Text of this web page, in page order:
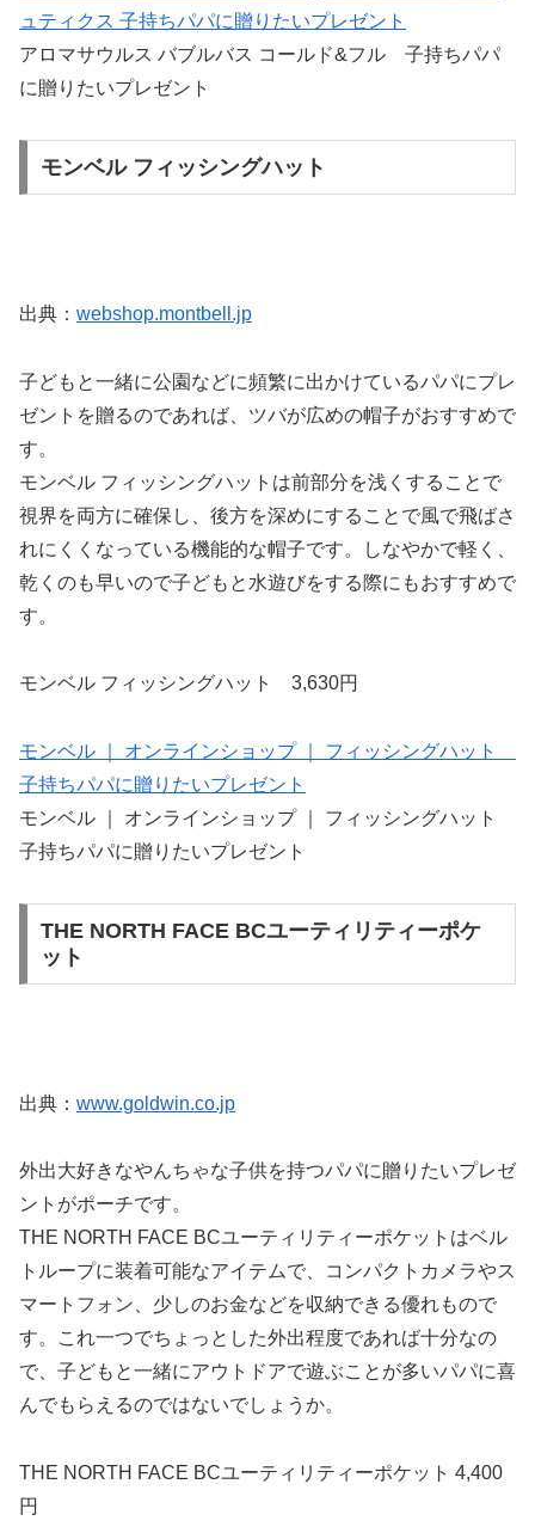
ュティクス 子持ちパパに贈りたいプレゼント
アロマサウルス バブルバス コールド&フル 子持ちパパ
に贈りたいプレゼント
モンベル フィッシングハット
出典： webshop.montbell.jp
子どもと一緒に公園などに頻繁に出かけているパパにプレ
ゼントを贈るのであれば、ツバが広めの帽子がおすすめで
す。
モンベル フィッシングハットは前部分を浅くすることで
視界を両方に確保し、後方を深めにすることで風で飛ばさ
れにくくなっている機能的な帽子です。しなやかで軽く、
乾くのも早いので子どもと水遊びをする際にもおすすめで
す。
モンベル フィッシングハット 3,630円
モンベル ｜ オンラインショップ ｜ フィッシングハット
子持ちパパに贈りたいプレゼント
モンベル ｜ オンラインショップ ｜ フィッシングハット
子持ちパパに贈りたいプレゼント
THE NORTH FACE BCユーティリティーポケ
ット
出典： www.goldwin.co.jp
外出大好きなやんちゃな子供を持つパパに贈りたいプレゼ
ントがポーチです。
THE NORTH FACE BCユーティリティーポケットはベル
トループに装着可能なアイテムで、コンパクトカメラやス
マートフォン、少しのお金などを収納できる優れもので
す。これ一つでちょっとした外出程度であれば十分なの
で、子どもと一緒にアウトドアで遊ぶことが多いパパに喜
んでもらえるのではないでしょうか。
THE NORTH FACE BCユーティリティーポケット 4,400
円